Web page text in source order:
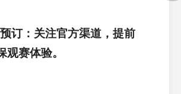
订：关注官方渠道，提前
赛体验。